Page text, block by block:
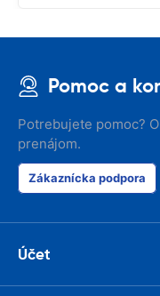
Pomoc a
Potrebujete pomoc?
prenájom.
Zákaznícka podpora
Účet